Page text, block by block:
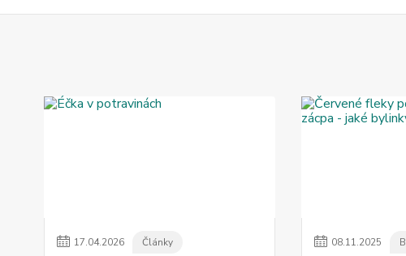
17.04.2026 Články 08.11.2025